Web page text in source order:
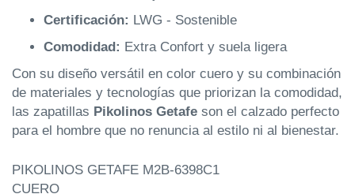
Certificación: LWG - Sostenible
Comodidad: Extra Confort y suela ligera
Con su diseño versátil en color cuero y su combinación
de materiales y tecnologías que priorizan la comodidad,
las zapatillas Pikolinos Getafe son el calzado perfecto
para el hombre que no renuncia al estilo ni al bienestar.
PIKOLINOS GETAFE M2B-6398C1
CUERO